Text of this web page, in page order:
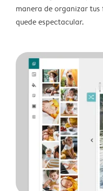
manera de organizar
quede espectacular.